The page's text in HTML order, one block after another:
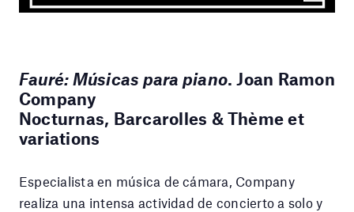
Fauré: Músicas para piano. Joan Ramon
Company
Nocturnas, Barcarolles & Thème et
variations
Especialista en música de cámara, Company
realiza una intensa actividad de concierto a solo y